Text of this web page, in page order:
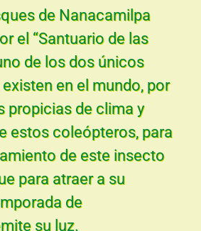
de Nanacamilpa
el “Santuario de las
de los dos únicos
en el mundo, por
propicias de clima y
estos coleópteros, para
de este insecto
para atraer a su
de
su luz.